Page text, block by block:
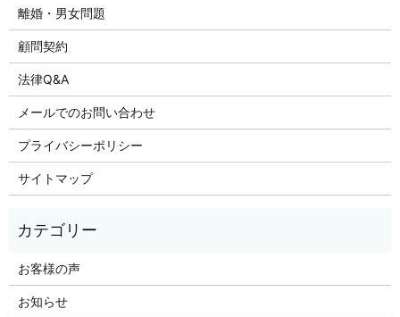
離婚・男女問題
顧問契約
法律Q&A
メールでのお問い合わせ
プライバシーポリシー
サイトマップ
お客様の声
お知らせ